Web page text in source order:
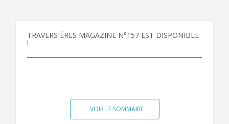
TRAVERSIÈRES MAGAZINE N°157 EST DISPONIBLE
!
VOIR LE SOMMAIRE